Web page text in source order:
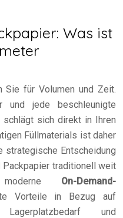
Was ist
Sie für Volumen und Zeit.
und jede beschleunigte
sich direkt in Ihren
Füllmaterials ist daher
strategische Entscheidung
Packpapier traditionell weit
On-Demand-
Vorteile in Bezug auf
und